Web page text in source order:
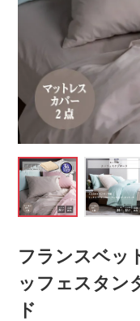
フランスベッ
ッフェスタン
ド